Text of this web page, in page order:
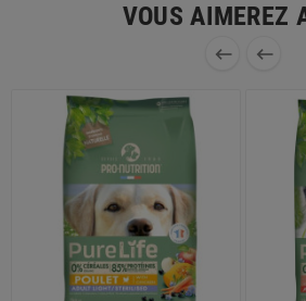
VOUS AIMEREZ
 